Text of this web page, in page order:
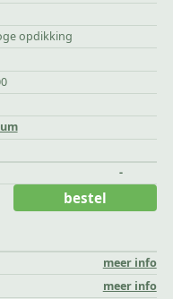
opdikking
-
meer info
meer info
bestel